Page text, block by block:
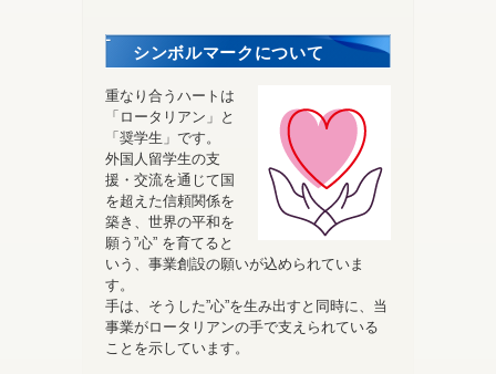
シンボルマークについて
重なり合うハートは
「ロータリアン」と
「奨学生」です。
外国人留学生の支
援・交流を通じて国
を超えた信頼関係を
築き、世界の平和を
願う”心” を育てると
いう、事業創設の願いが込められていま
す。
手は、そうした”心”を生み出すと同時に、当
事業がロータリアンの手で支えられている
ことを示しています。